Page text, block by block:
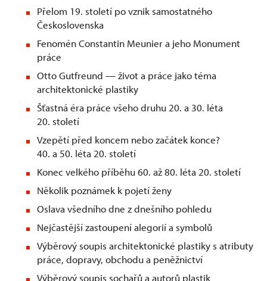
Přelom 19. století po vznik samostatného
Československa
Fenomén Constantin Meunier a jeho Monument
práce
Otto Gutfreund — život a práce jako téma
architektonické plastiky
Šťastná éra práce všeho druhu 20. a 30. léta
20. století
Vzepětí před koncem nebo začátek konce?
40. a 50. léta 20. století
Konec velkého příběhu 60. až 80. léta 20. století
Několik poznámek k pojetí ženy
Oslava všedního dne z dnešního pohledu
Nejčastější zastoupení alegorií a symbolů
Výběrový soupis architektonické plastiky s atributy
práce, dopravy, obchodu a peněžnictví
Výběrový soupis sochařů a autorů plastik